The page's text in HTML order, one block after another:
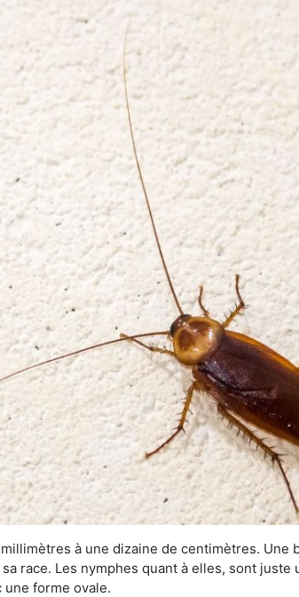
à une dizaine de centimètres. Une
race. Les nymphes quant à elles, sont juste
forme ovale.